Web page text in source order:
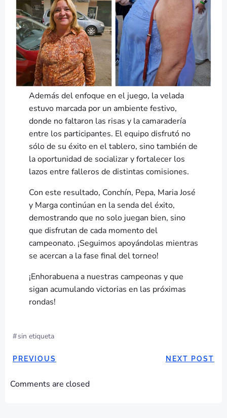
Además del enfoque en el juego, la velada
estuvo marcada por un ambiente festivo,
donde no faltaron las risas y la camaradería
entre los participantes. El equipo disfrutó no
sólo de su éxito en el tablero, sino también de
la oportunidad de socializar y fortalecer los
lazos entre falleros de distintas comisiones.
Con este resultado, Conchín, Pepa, Maria José
y Marga continúan en la senda del éxito,
demostrando que no solo juegan bien, sino
que disfrutan de cada momento del
campeonato. ¡Seguimos apoyándolas mientras
se acercan a la fase final del torneo!
¡Enhorabuena a nuestras campeonas y que
sigan acumulando victorias en las próximas
rondas!
#sin etiqueta
NAVEGACIÓN
POR
PREVIOUS NEXT POST
Comments are closed